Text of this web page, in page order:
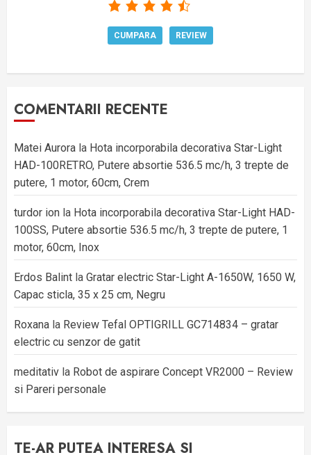
CUMPARA REVIEW
COMENTARII RECENTE
Matei Aurora la Hota incorporabila decorativa Star-Light
HAD-100RETRO, Putere absortie 536.5 mc/h, 3 trepte de
putere, 1 motor, 60cm, Crem
turdor ion la Hota incorporabila decorativa Star-Light HAD-
100SS, Putere absortie 536.5 mc/h, 3 trepte de putere, 1
motor, 60cm, Inox
Erdos Balint la Gratar electric Star-Light A-1650W, 1650 W,
Capac sticla, 35 x 25 cm, Negru
Roxana la Review Tefal OPTIGRILL GC714834 – gratar
electric cu senzor de gatit
meditativ la Robot de aspirare Concept VR2000 – Review
si Pareri personale
TE-AR PUTEA INTERESA SI